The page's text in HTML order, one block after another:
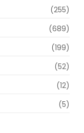
(255)
(689)
(199)
(52)
(12)
(5)